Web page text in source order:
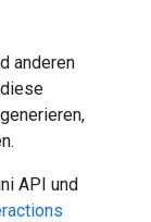
anderen
API und